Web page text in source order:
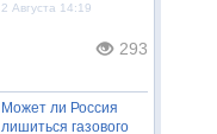
2 Августа 14:19
293
Может ли Россия
лишиться газового